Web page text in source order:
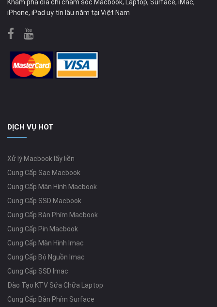
Khám phá địa chỉ chăm sóc Macbook, Laptop, Surface, iMac,
iPhone, iPad uy tín lâu năm tại Việt Nam
DỊCH VỤ HOT
Xử lý Macbook lấy liền
Cung Cấp Sạc Macbook
Cung Cấp Màn Hình Macbook
Cung Cấp SSD Macbook
Cung Cấp Bàn Phím Macbook
Cung Cấp Pin Macbook
Cung Cấp Màn Hình Imac
Cung Cấp Bộ Nguồn Imac
Cung Cấp SSD Imac
Đào Tạo KTV Sửa Chữa Laptop
Cung Cấp Bàn Phím Surface